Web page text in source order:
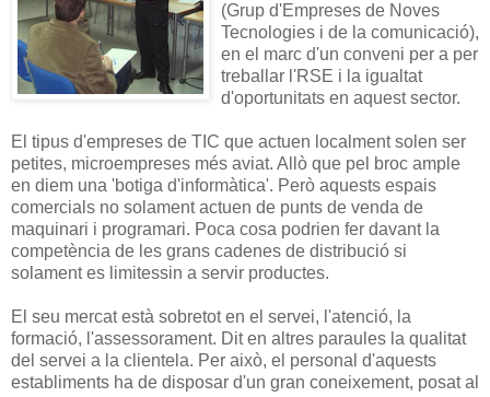
(Grup d'Empreses de Noves
Tecnologies i de la comunicació),
en el marc d'un conveni per a per
treballar l'RSE i la igualtat
d'oportunitats en aquest sector.
El tipus d'empreses de TIC que actuen localment solen ser
petites, microempreses més aviat. Allò que pel broc ample
en diem una 'botiga d'informàtica'. Però aquests espais
comercials no solament actuen de punts de venda de
maquinari i programari. Poca cosa podrien fer davant la
competència de les grans cadenes de distribució si
solament es limitessin a servir productes.
El seu mercat està sobretot en el servei, l'atenció, la
formació, l'assessorament. Dit en altres paraules la qualitat
del servei a la clientela. Per això, el personal d'aquests
establiments ha de disposar d'un gran coneixement, posat al